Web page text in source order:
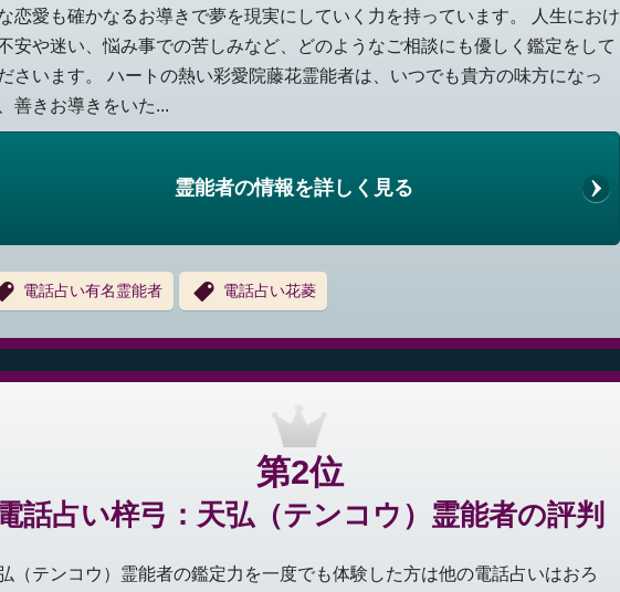
恋愛も確かなるお導きで夢を現実にしていく力を持っています。 人生におけ
安や迷い、悩み事での苦しみなど、どのようなご相談にも優しく鑑定をして
さいます。 ハートの熱い彩愛院藤花霊能者は、いつでも貴方の味方になっ
善きお導きをいた...
霊能者の情報を詳しく見る
電話占い有名霊能者 電話占い花菱
第2位
話占い梓弓：天弘（テンコウ）霊能者の評判
（テンコウ）霊能者の鑑定力を一度でも体験した方は他の電話占いはおろ